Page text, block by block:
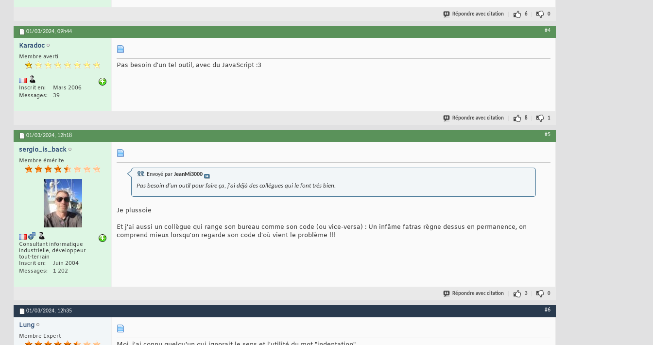
Répondre avec citation 6 0
01/03/2024, 09h44 #4
Karadoc
Membre averti
Inscrit en
Mars 2006
Messages
39
Pas besoin d'un tel outil, avec du JavaScript :3
Répondre avec citation 8 1
01/03/2024, 12h18 #5
sergio_is_back
Membre émérite
Consultant informatique
industrielle, développeur
tout-terrain
Inscrit en
Juin 2004
Messages
1 202
Envoyé par JeanMi3000
Pas besoin d'un outil pour faire ça, j'ai déjà des collègues qui le font très bien.
Je plussoie
Et j'ai aussi un collègue qui range son bureau comme son code (ou vice-versa) : Un infâme fatras règne dessus en permanence, on
comprend mieux lorsqu'on regarde son code d'où vient le problème !!!
Répondre avec citation 3 0
01/03/2024, 12h35 #6
Lung
Membre Expert